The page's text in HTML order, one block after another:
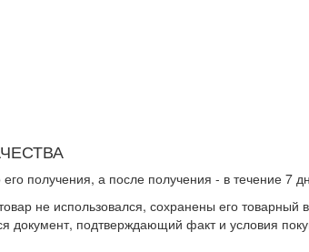
получения, а после получения - в течение 7
не использовался, сохранены его товарный
документ, подтверждающий факт и условия